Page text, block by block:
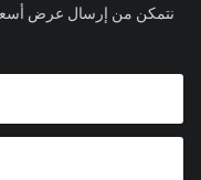
نتمكن من إرسال عرض